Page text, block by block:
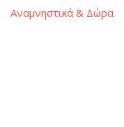
Αναμνηστικά & Δώρα